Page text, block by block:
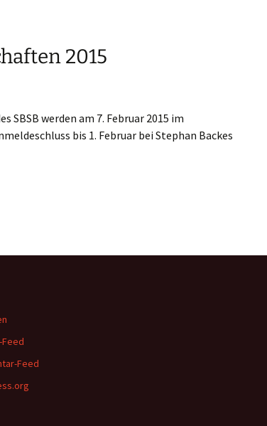
2015
SBSB werden am 7. Februar 2015 im
bis 1. Februar bei Stephan Backes
Feed